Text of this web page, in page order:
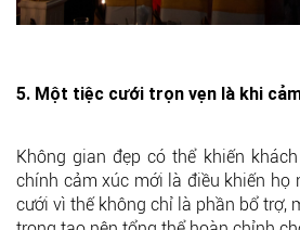
5. Một tiệc cưới trọn vẹn là khi
Không gian đẹp có thể khiến
chính cảm xúc mới là điều khiến họ
cưới vì thế không chỉ là phần bổ trợ,